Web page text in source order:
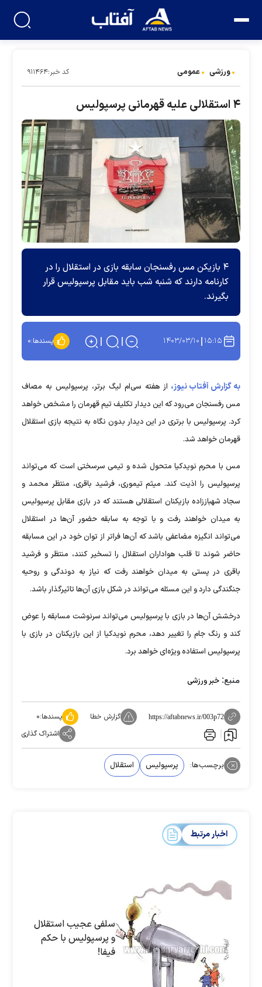
ورزشی عمومی کد خبر:۹۱۱۴۶۴
۴ استقلالی علیه قهرمانی پرسپولیس
۴ بازیکن مس رفسنجان سابقه بازی در استقلال را در
کارنامه دارند که شنبه شب باید مقابل پرسپولیس قرار
بگیرند.
۱۵:۱۵ ۱۴۰۳/۰۳/۱۰ پسندها:۰
به گزارش آفتاب نیوز، از هفته سی‌ام لیگ برتر، پرسپولیس به مصاف
مس رفسنجان می‌رود که این دیدار تکلیف تیم قهرمان را مشخص خواهد
کرد. پرسپولیس با برتری در این دیدار بدون نگاه به نتیجه بازی استقلال
قهرمان خواهد شد.
مس با محرم نویدکیا متحول شده و تیمی سرسختی است که می‌تواند
پرسپولیس را اذیت کند. میثم تیموری، فرشید باقری، منتظر محمد و
سجاد شهباززاده بازیکنان استقلالی هستند که در بازی مقابل پرسپولیس
به میدان خواهند رفت و با توجه به سابقه حضور آن‌ها در استقلال
می‌تواند انگیزه مضاعفی باشد که آن‌ها فراتر از توان خود در این مسابقه
حاضر شوند تا قلب هواداران استقلال را تسخیر کنند، منتظر و فرشید
باقری در پستی به میدان خواهند رفت که نیاز به دوندگی و روحیه
جنگندگی دارد و این مسئله می‌تواند در شکل بازی آن‌ها تاثیرگذار باشد.
درخشش آن‌ها در بازی با پرسپولیس می‌تواند سرنوشت مسابقه را عوض
کند و رنگ جام را تغییر دهد، محرم نویدکیا از این بازیکنان در بازی با
پرسپولیس استفاده ویژه‌ای خواهد برد.
منبع: خبر ورزشی
https://aftabnews.ir/003p72 گزارش خطا پسندها:۰
اشتراک گذاری
برچسب‌ها: پرسپولیس استقلال
اخبار مرتبط
سلفی عجیب استقلال
و پرسپولیس با حکم
فیفا!